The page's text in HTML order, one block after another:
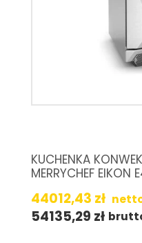
KUCHENKA
MERRYCHEF EIKON
44012,43 zł
54135,29 zł